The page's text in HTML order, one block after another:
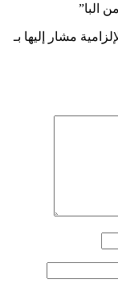
البا”
مشار إليها بـ